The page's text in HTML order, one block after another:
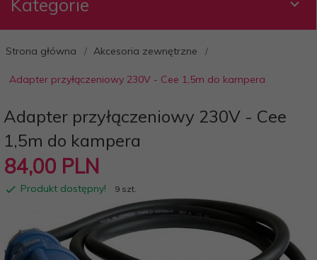
Kategorie
Strona główna Akcesoria zewnętrzne
Adapter przyłączeniowy 230V - Cee 1,5m do kampera
Adapter przyłączeniowy 230V - Cee
1,5m do kampera
84,00 PLN
Produkt dostępny! 9 szt.